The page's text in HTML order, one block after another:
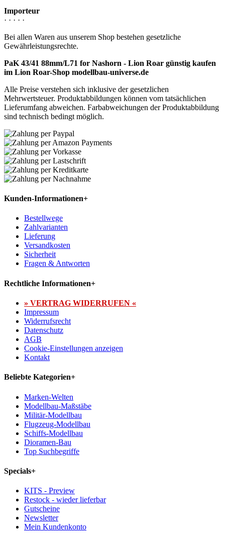
Importeur
· · · · ·
Bei allen Waren aus unserem Shop bestehen gesetzliche
Gewährleistungsrechte.
PaK 43/41 88mm/L71 for Nashorn - Lion Roar günstig kaufen
im Lion Roar-Shop modellbau-universe.de
Alle Preise verstehen sich inklusive der gesetzlichen
Mehrwertsteuer. Produktabbildungen können vom tatsächlichen
Lieferumfang abweichen. Farbabweichungen der Produktabbildung
sind technisch bedingt möglich.
Kunden-Informationen+
Bestellwege
Zahlvarianten
Lieferung
Versandkosten
Sicherheit
Fragen & Antworten
Rechtliche Informationen+
» VERTRAG WIDERRUFEN «
Impressum
Widerrufsrecht
Datenschutz
AGB
Cookie-Einstellungen anzeigen
Kontakt
Beliebte Kategorien+
Marken-Welten
Modellbau-Maßstäbe
Militär-Modellbau
Flugzeug-Modellbau
Schiffs-Modellbau
Dioramen-Bau
Top Suchbegriffe
Specials+
KITS - Preview
Restock - wieder lieferbar
Gutscheine
Newsletter
Mein Kundenkonto